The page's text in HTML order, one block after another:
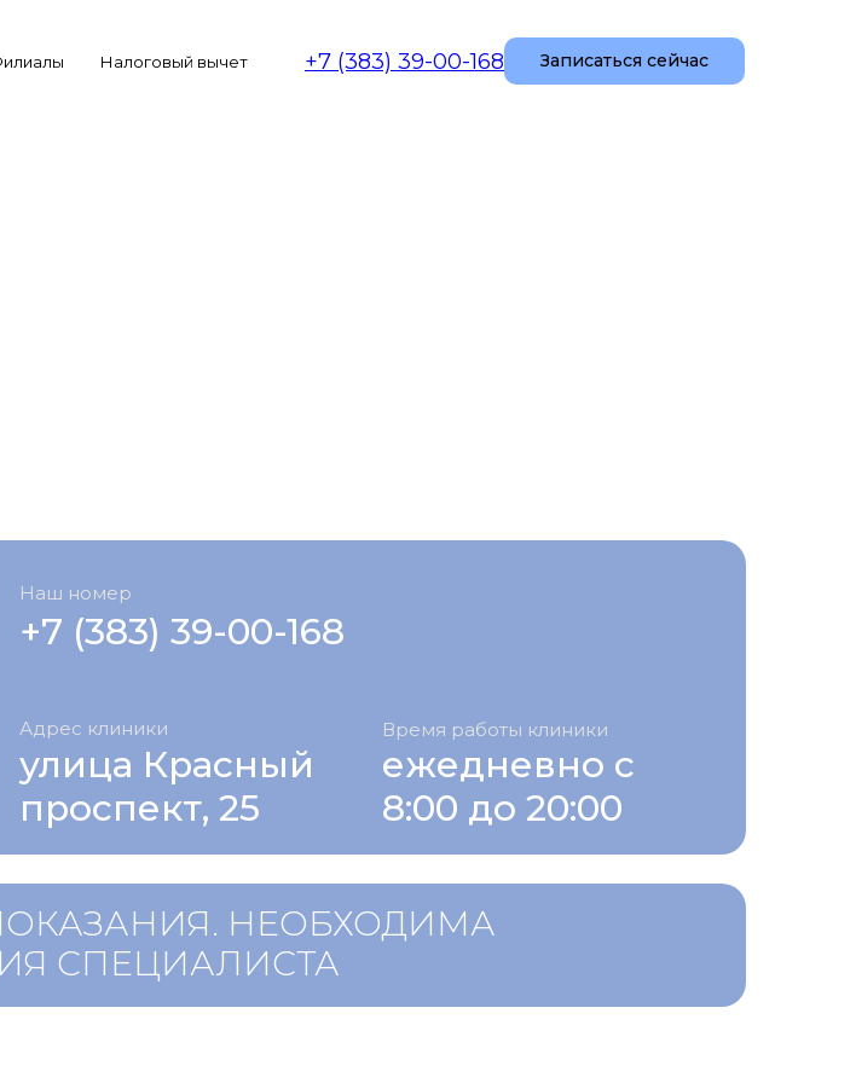
Налоговый вычет +7 (383) 39-00-168 Записаться сейчас
+7 (383) 39-00-168
Наш номер
ежедневно с
8:00 до 20:00
Время работы клиники
Адрес клиники
улица Красный
проспект, 25
НЕОБХОДИМА
СПЕЦИАЛИСТА